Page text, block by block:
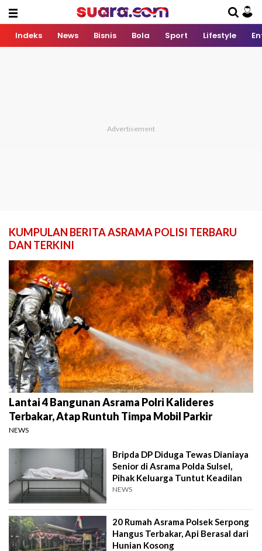
Indeks News Bisnis Bola Sport Lifestyle
KUMPULAN BERITA ASRAMA POLISI TERBARU
DAN TERKINI
Lantai 4 Bangunan Asrama Polri Kalideres
Terbakar, Atap Runtuh Timpa Mobil Parkir
NEWS
Bripda DP Diduga Tewas Dianiaya
Senior di Asrama Polda Sulsel,
Pihak Keluarga Tuntut Keadilan
NEWS
20 Rumah Asrama Polsek Serpong
Hangus Terbakar, Api Berasal dari
Hunian Kosong